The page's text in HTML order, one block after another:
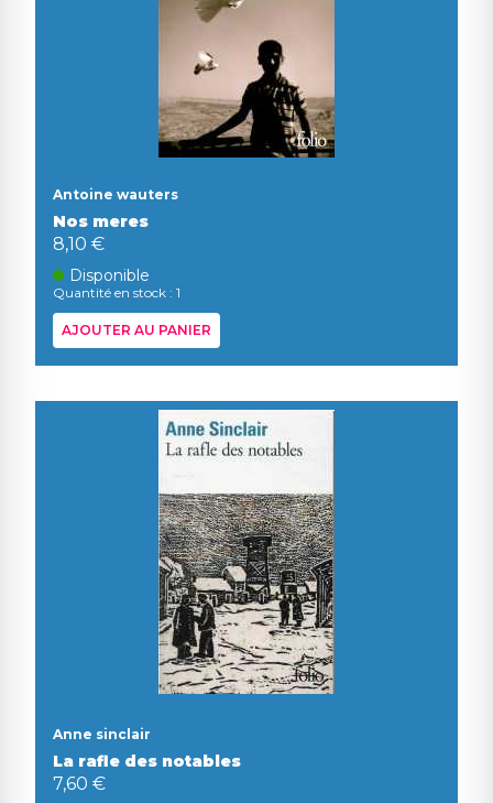
Antoine wauters
Nos meres
8,10 €
Disponible
Quantité en stock : 1
AJOUTER AU PANIER
Anne sinclair
La rafle des notables
7,60 €